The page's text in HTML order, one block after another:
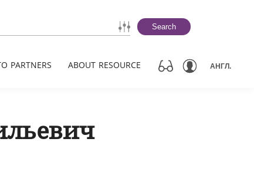
Search
PARTNERS ABOUT RESOURCE АНГЛ.